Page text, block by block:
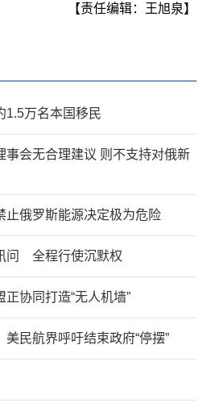
【责任编辑：王旭泉】
1.5万名本国移民
事会无合理建议 则不支持对俄新
止俄罗斯能源决定极为危险
问 全程行使沉默权
协同打造“无人机墙”
民航界呼吁结束政府“停摆”